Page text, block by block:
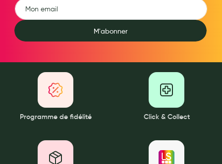
Anti-poux
Solaire et moustique
Soins jambes lourdes
Contention veineuse
Accessoires pieds et semelles
M'abonner
Programme de fidélité Click & Collect